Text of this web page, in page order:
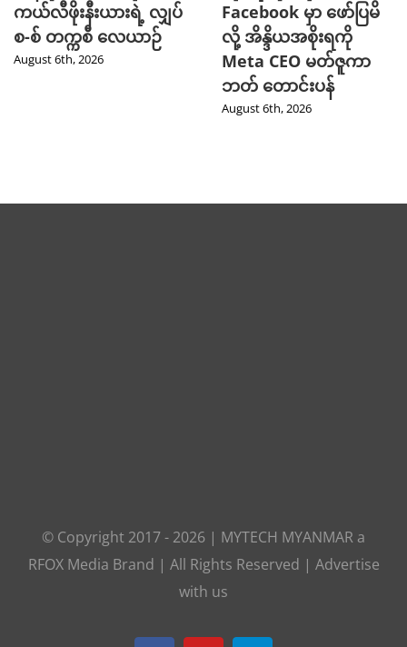
ကယ်လီဖိုးနီးယားရဲ့ လျှပ်
စ-စ် တက္ကစီ လေယာဉ်
August 6th, 2026
Facebook မှာ ဖော်ပြမိ
လို့ အိန္ဒိယအစိုးရကို
Meta CEO မတ်ဇူကာ
ဘတ် တောင်းပန်
August 6th, 2026
© Copyright 2017 - 2026 | MYTECH MYANMAR a
RFOX Media Brand | All Rights Reserved | Advertise
with us